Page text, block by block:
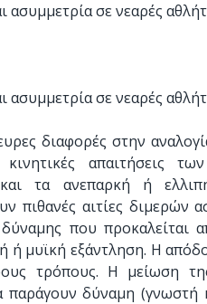
ασυμμετρία σε νεαρές
ασυμμετρία σε νεαρές
διαφορές στην
κινητικές απαιτήσεις
τα ανεπαρκή ή
πιθανές αιτίες
που προκαλείται
ή μυϊκή εξάντληση. Η
τρόπους. Η μείωση
δύναμη (γνωστή